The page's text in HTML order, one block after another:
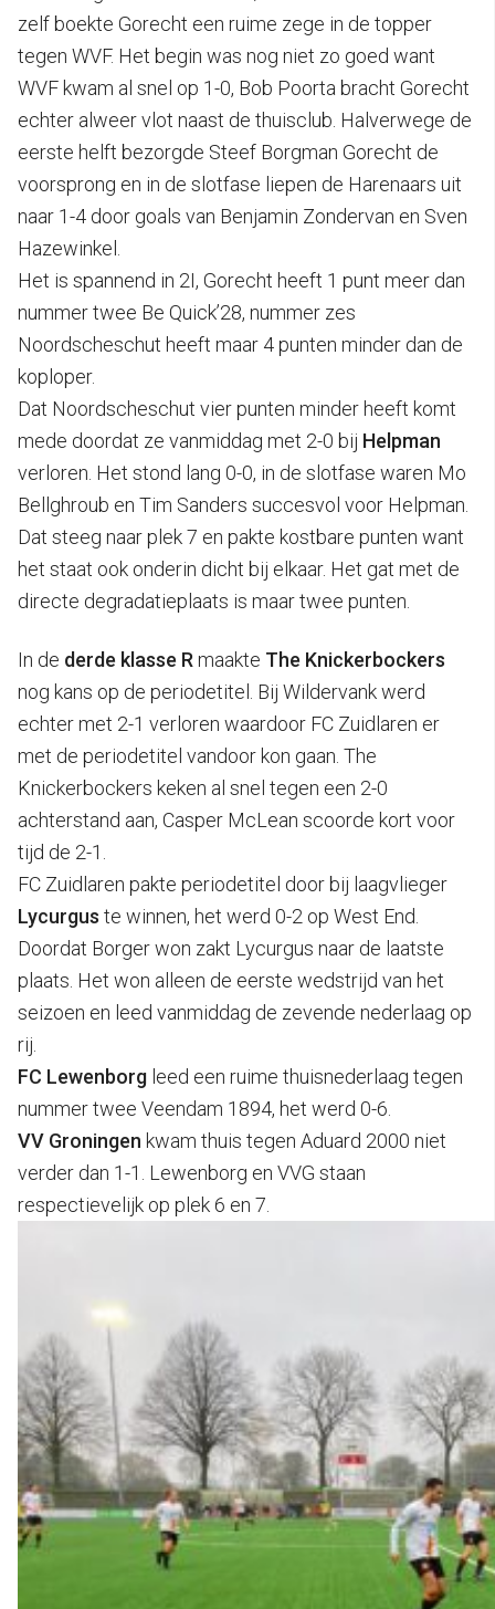
zelf boekte Gorecht een ruime zege in de topper
tegen WVF. Het begin was nog niet zo goed want
WVF kwam al snel op 1-0, Bob Poorta bracht Gorecht
echter alweer vlot naast de thuisclub. Halverwege de
eerste helft bezorgde Steef Borgman Gorecht de
voorsprong en in de slotfase liepen de Harenaars uit
naar 1-4 door goals van Benjamin Zondervan en Sven
Hazewinkel.
Het is spannend in 2I, Gorecht heeft 1 punt meer dan
nummer twee Be Quick’28, nummer zes
Noordscheschut heeft maar 4 punten minder dan de
koploper.
Dat Noordscheschut vier punten minder heeft komt
mede doordat ze vanmiddag met 2-0 bij Helpman
verloren. Het stond lang 0-0, in de slotfase waren Mo
Bellghroub en Tim Sanders succesvol voor Helpman.
Dat steeg naar plek 7 en pakte kostbare punten want
het staat ook onderin dicht bij elkaar. Het gat met de
directe degradatieplaats is maar twee punten.
In de derde klasse R maakte The Knickerbockers
nog kans op de periodetitel. Bij Wildervank werd
echter met 2-1 verloren waardoor FC Zuidlaren er
met de periodetitel vandoor kon gaan. The
Knickerbockers keken al snel tegen een 2-0
achterstand aan, Casper McLean scoorde kort voor
tijd de 2-1.
FC Zuidlaren pakte periodetitel door bij laagvlieger
Lycurgus te winnen, het werd 0-2 op West End.
Doordat Borger won zakt Lycurgus naar de laatste
plaats. Het won alleen de eerste wedstrijd van het
seizoen en leed vanmiddag de zevende nederlaag op
rij.
FC Lewenborg leed een ruime thuisnederlaag tegen
nummer twee Veendam 1894, het werd 0-6.
VV Groningen kwam thuis tegen Aduard 2000 niet
verder dan 1-1. Lewenborg en VVG staan
respectievelijk op plek 6 en 7.